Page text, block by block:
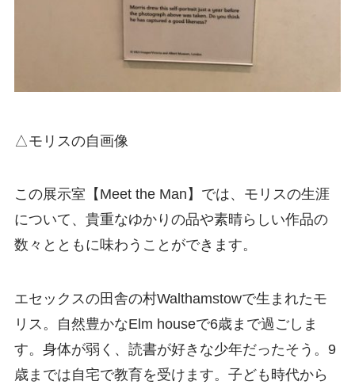
△モリスの自画像
この展示室【Meet the Man】では、モリスの生涯
について、貴重なゆかりの品や素晴らしい作品の
数々とともに味わうことができます。
エセックスの田舎の村Walthamstowで生まれたモ
リス。自然豊かなElm houseで6歳まで過ごしま
す。身体が弱く、読書が好きな少年だったそう。9
歳までは自宅で教育を受けます。子ども時代から